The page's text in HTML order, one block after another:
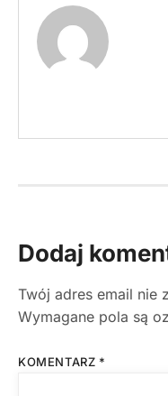
Dodaj
Twój adres email nie
Wymagane pola są
KOMENTARZ *